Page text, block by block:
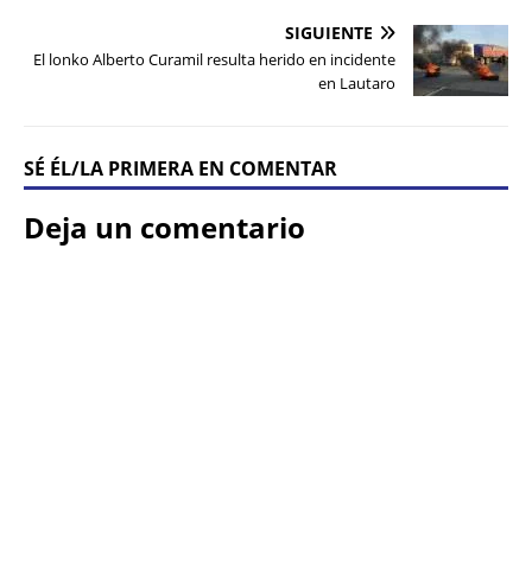
SIGUIENTE
El lonko Alberto Curamil resulta herido en incidente
en Lautaro
SÉ ÉL/LA PRIMERA EN COMENTAR
Deja un comentario